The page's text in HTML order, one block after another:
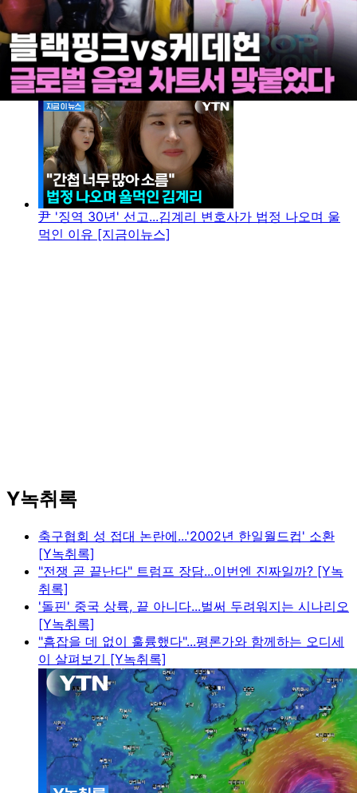
尹 '징역 30년' 선고...김계리 변호사가 법정 나오며 울
먹인 이유 [지금이뉴스]
Y녹취록
축구협회 성 접대 논란에...'2002년 한일월드컵' 소환
[Y녹취록]
"전쟁 곧 끝난다" 트럼프 장담...이번엔 진짜일까? [Y녹
취록]
'돌핀' 중국 상륙, 끝 아니다...벌써 두려워지는 시나리오
[Y녹취록]
"흠잡을 데 없이 훌륭했다"...평론가와 함께하는 오디세
이 살펴보기 [Y녹취록]